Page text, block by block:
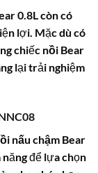
0.8Lcòn có
lợi. Mặc dù có
chiếc nồi Bear
lại trải nghiệm
nấu chậm Bear
để lựa chọn